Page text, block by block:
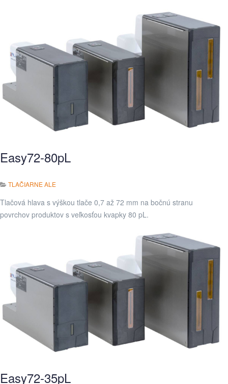
Easy72-80pL
TLAČIARNE ALE
Tlačová hlava s výškou tlače 0,7 až 72 mm na bočnú stranu
povrchov produktov s veľkosťou kvapky 80 pL.
Easy72-35pL